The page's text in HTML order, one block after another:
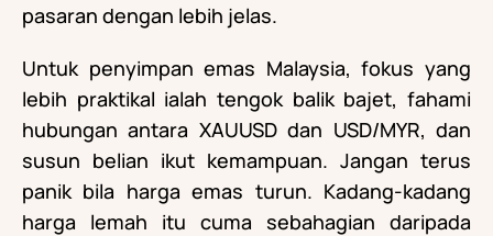
pasaran dengan lebih jelas.
Untuk penyimpan emas Malaysia, fokus yang
lebih praktikal ialah tengok balik bajet, fahami
hubungan antara XAUUSD dan USD/MYR, dan
susun belian ikut kemampuan. Jangan terus
panik bila harga emas turun. Kadang-kadang
harga lemah itu cuma sebahagian daripada